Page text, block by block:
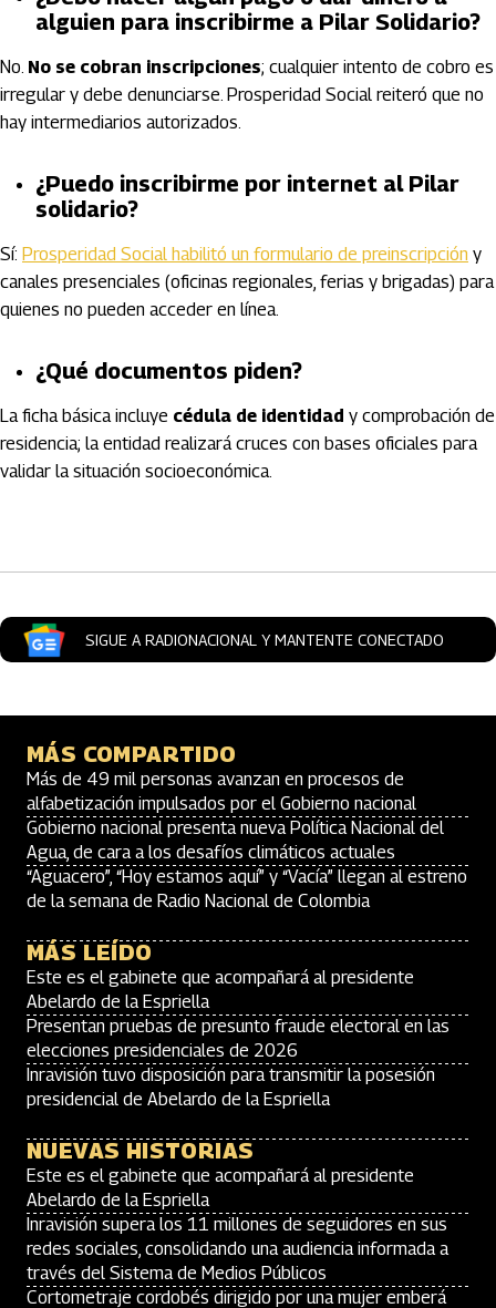
alguien para inscribirme a Pilar Solidario?
No. No se cobran inscripciones; cualquier intento de cobro es
irregular y debe denunciarse. Prosperidad Social reiteró que no
hay intermediarios autorizados.
¿Puedo inscribirme por internet al Pilar
solidario?
Sí: Prosperidad Social habilitó un formulario de preinscripción y
canales presenciales (oficinas regionales, ferias y brigadas) para
quienes no pueden acceder en línea.
¿Qué documentos piden?
La ficha básica incluye cédula de identidad y comprobación de
residencia; la entidad realizará cruces con bases oficiales para
validar la situación socioeconómica.
SIGUE A RADIONACIONAL Y MANTENTE CONECTADO
MÁS COMPARTIDO
Más de 49 mil personas avanzan en procesos de
alfabetización impulsados por el Gobierno nacional
Gobierno nacional presenta nueva Política Nacional del
Agua, de cara a los desafíos climáticos actuales
“Aguacero”, “Hoy estamos aquí” y “Vacía” llegan al estreno
de la semana de Radio Nacional de Colombia
MÁS LEÍDO
Este es el gabinete que acompañará al presidente
Abelardo de la Espriella
Presentan pruebas de presunto fraude electoral en las
elecciones presidenciales de 2026
Inravisión tuvo disposición para transmitir la posesión
presidencial de Abelardo de la Espriella
NUEVAS HISTORIAS
Este es el gabinete que acompañará al presidente
Abelardo de la Espriella
Inravisión supera los 11 millones de seguidores en sus
redes sociales, consolidando una audiencia informada a
través del Sistema de Medios Públicos
Cortometraje cordobés dirigido por una mujer emberá